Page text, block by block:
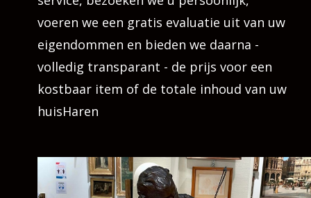
voeren we een gratis evaluatie uit van uw
eigendommen en bieden we daarna -
volledig transparant - de prijs voor een
kostbaar item of de totale inhoud van uw
huisHaren